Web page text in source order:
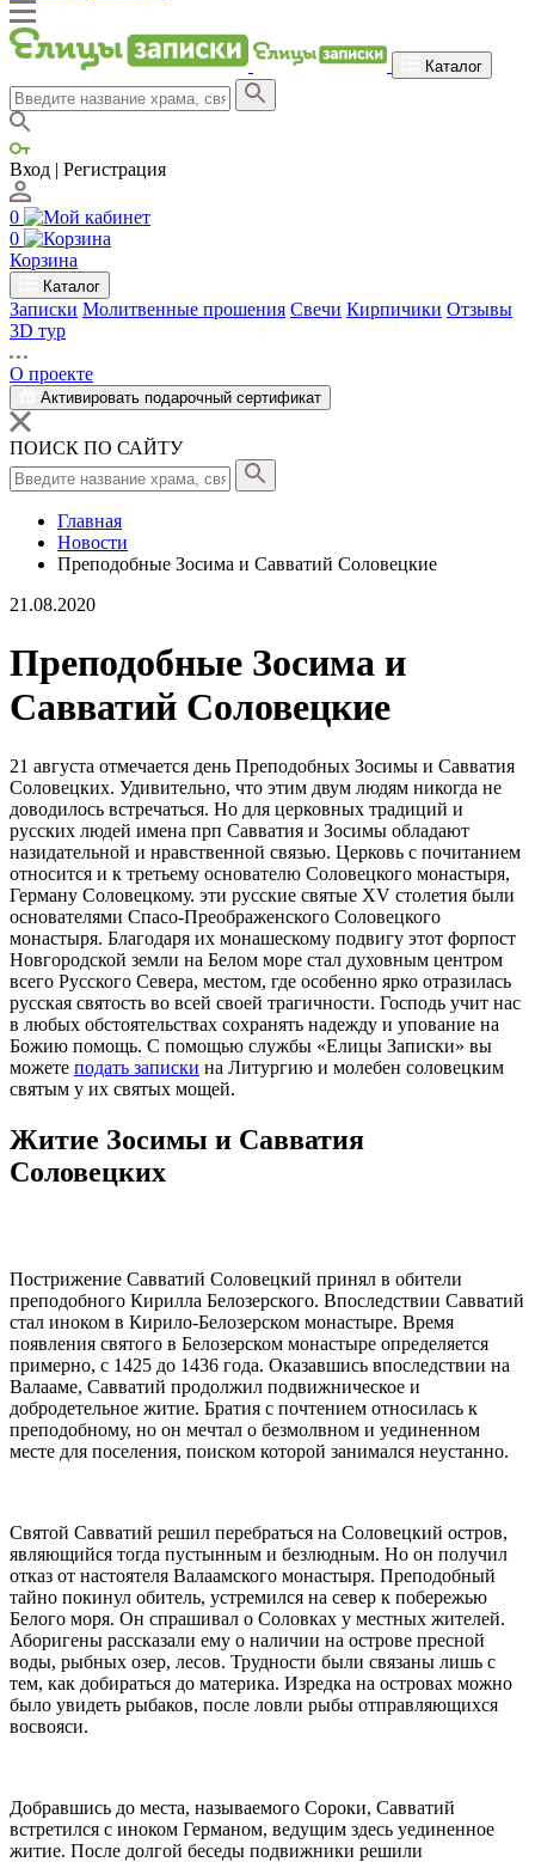
Каталог
Вход | Регистрация
0
0
Корзина
Каталог
Записки Молитвенные прошения Свечи Кирпичики Отзывы
3D тур
О проекте
Активировать подарочный сертификат
ПОИСК ПО САЙТУ
Главная
Новости
Преподобные Зосима и Савватий Соловецкие
21.08.2020
Преподобные Зосима и
Савватий Соловецкие
21 августа отмечается день Преподобных Зосимы и Савватия
Соловецких. Удивительно, что этим двум людям никогда не
доводилось встречаться. Но для церковных традиций и
русских людей имена прп Савватия и Зосимы обладают
назидательной и нравственной связью. Церковь с почитанием
относится и к третьему основателю Соловецкого монастыря,
Герману Соловецкому. эти русские святые XV столетия были
основателями Спасо-Преображенского Соловецкого
монастыря. Благодаря их монашескому подвигу этот форпост
Новгородской земли на Белом море стал духовным центром
всего Русского Севера, местом, где особенно ярко отразилась
русская святость во всей своей трагичности. Господь учит нас
в любых обстоятельствах сохранять надежду и упование на
Божию помощь. С помощью службы «Елицы Записки» вы
можете подать записки на Литургию и молебен соловецким
святым у их святых мощей.
Житие Зосимы и Савватия
Соловецких
Пострижение Савватий Соловецкий принял в обители
преподобного Кирилла Белозерского. Впоследствии Савватий
стал иноком в Кирило-Белозерском монастыре. Время
появления святого в Белозерском монастыре определяется
примерно, с 1425 до 1436 года. Оказавшись впоследствии на
Валааме, Савватий продолжил подвижническое и
добродетельное житие. Братия с почтением относилась к
преподобному, но он мечтал о безмолвном и уединенном
месте для поселения, поиском которой занимался неустанно.
Святой Савватий решил перебраться на Соловецкий остров,
являющийся тогда пустынным и безлюдным. Но он получил
отказ от настоятеля Валаамского монастыря. Преподобный
тайно покинул обитель, устремился на север к побережью
Белого моря. Он спрашивал о Соловках у местных жителей.
Аборигены рассказали ему о наличии на острове пресной
воды, рыбных озер, лесов. Трудности были связаны лишь с
тем, как добираться до материка. Изредка на островах можно
было увидеть рыбаков, после ловли рыбы отправляющихся
восвояси.
Добравшись до места, называемого Сороки, Савватий
встретился с иноком Германом, ведущим здесь уединенное
житие. После долгой беседы подвижники решили